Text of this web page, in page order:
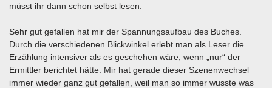
müsst ihr dann schon selbst lesen.
Sehr gut gefallen hat mir der Spannungsaufbau des Buches.
Durch die verschiedenen Blickwinkel erlebt man als Leser die
Erzählung intensiver als es geschehen wäre, wenn „nur“ der
Ermittler berichtet hätte. Mir hat gerade dieser Szenenwechsel
immer wieder ganz gut gefallen, weil man so immer wusste was